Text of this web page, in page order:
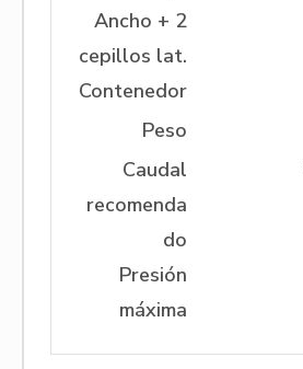
Ancho + 2
cepillos lat.
Contenedor
Peso
Caudal
recomenda
do
Presión
máxima